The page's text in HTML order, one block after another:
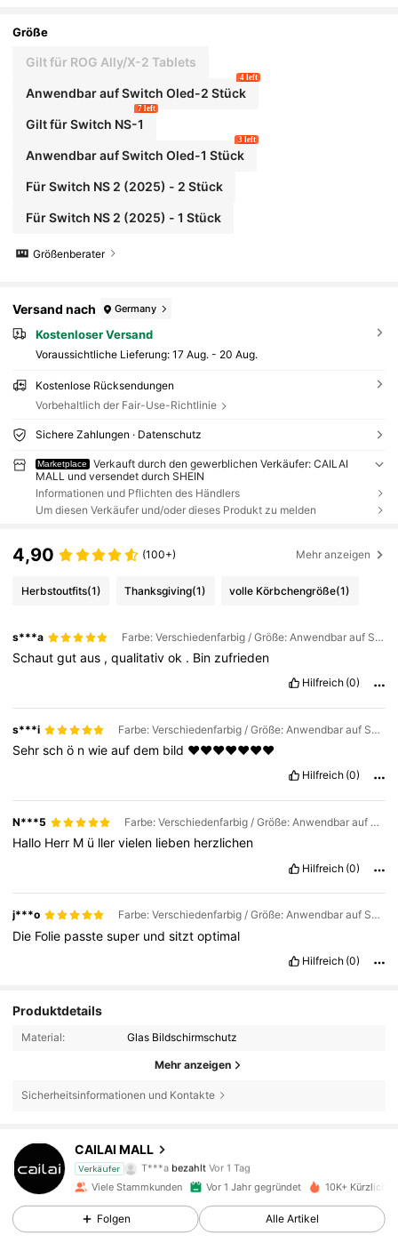
aming Zubehör, verschiedene Kombinationen
en schützen, Weihnachtsgeschenk 2026
Größe
Gilt für ROG Ally/X-2 Tablets
Anwendbar auf Switch Oled-2 Stück
4 left
Gilt für Switch NS-1
7 left
Anwendbar auf Switch Oled-1 Stück
3 left
Für Switch NS 2 (2025) - 2 Stück
Für Switch NS 2 (2025) - 1 Stück
Größenberater
Versand nach Germany
Kostenloser Versand
Voraussichtliche Lieferung: 17 Aug. - 20 Aug.
Kostenlose Rücksendungen
Vorbehaltlich der Fair-Use-Richtlinie
Sichere Zahlungen · Datenschutz
Marketplace
Verkauft durch den gewerblichen Verkäufer: CAILAI
MALL und versendet durch SHEIN
Informationen und Pflichten des Händlers
Um diesen Verkäufer und/oder dieses Produkt zu melden
4,90 (100+) Mehr anzeigen
Herbstoutfits(1) Thanksgiving(1) volle Körbchengröße(1)
s***a Farbe: Verschiedenfarbig / Größe: Anwendbar auf Switch Oled-2 Stück
Schautgutaus ,qualitativok . Bin zufrieden
Hilfreich (0)
s***i Farbe: Verschiedenfarbig / Größe: Anwendbar auf Switch Oled-1 Stück
Sehrschö nwieaufdem bild ❤️❤️❤️❤️❤️❤️❤️
Hilfreich (0)
N***5 Farbe: Verschiedenfarbig / Größe: Anwendbar auf Switch Oled-2 Stück
Hallo Herr M ü llervielen lieben herzlichen
Hilfreich (0)
j***o Farbe: Verschiedenfarbig / Größe: Anwendbar auf Switch Oled-2 Stück
Die Folie passtesuper undsitztoptimal
Hilfreich (0)
Produktdetails
Material: Glas Bildschirmschutz
Mehr anzeigen
Sicherheitsinformationen und Kontakte
CAILAI MALL
Verkäufer
4,82
T***a bezahlt Vor 1 Tag
232 Follower
Viele Stammkunden Vor 1 Jahr gegründet 10K+ Kürzlich
Folgen Alle Artikel